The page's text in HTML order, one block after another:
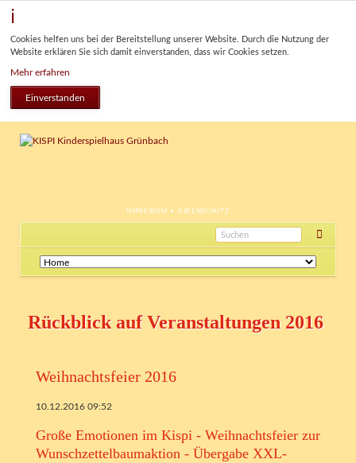
Cookies helfen uns bei der Bereitstellung unserer Website. Durch die Nutzung der
Website erklären Sie sich damit einverstanden, dass wir Cookies setzen.
Mehr erfahren
Einverstanden
NAVIGATION
IMPRESSUM DATENSCHUTZ
Navigation
überspringen
Rückblick auf Veranstaltungen 2016
Weihnachtsfeier 2016
10.12.2016 09:52
Große Emotionen im Kispi - Weihnachtsfeier zur
Wunschzettelbaumaktion - Übergabe XXL-